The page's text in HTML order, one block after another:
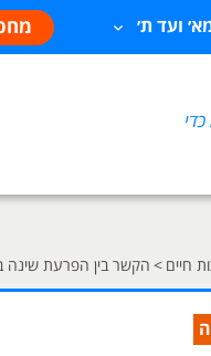
ועד ת׳
חיים > הקשר בין הפרעת שינה